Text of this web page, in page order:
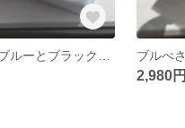
2,980円